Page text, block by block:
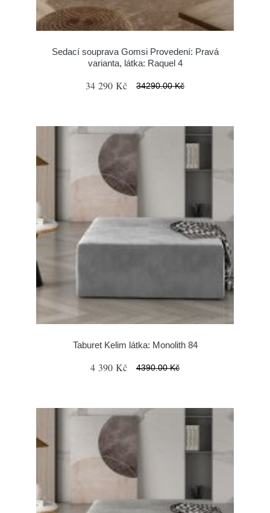
Sedací souprava Gomsi Provedení: Pravá
varianta, látka: Raquel 4
34 290 Kč 34290.00 Kč
Taburet Kelim látka: Monolith 84
4 390 Kč 4390.00 Kč